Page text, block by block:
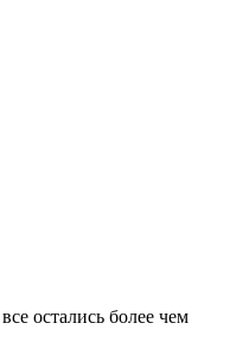
остались более чем